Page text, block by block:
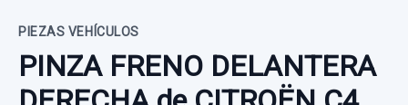
PIEZAS VEHÍCULOS
PINZA FRENO DELANTERA